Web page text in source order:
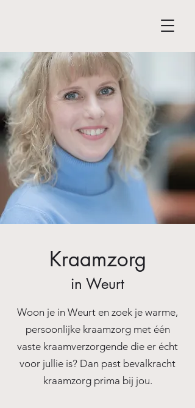
Kraamzorg
in Weurt
Woon je in Weurt en zoek je warme,
persoonlijke kraamzorg met één
vaste kraamverzorgende die er écht
voor jullie is? Dan past bevalkracht
kraamzorg prima bij jou.